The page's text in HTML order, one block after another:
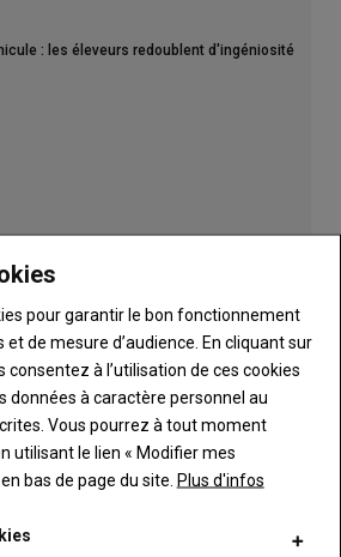
: les éleveurs redoublent d'ingéniosité
pour garantir le bon fonctionnement
de mesure d’audience. En cliquant sur
consentez à l’utilisation de ces cookies
données à caractère personnel au
Vous pourrez à tout moment
utilisant le lien « Modifier mes
bas de page du site. Plus d'infos